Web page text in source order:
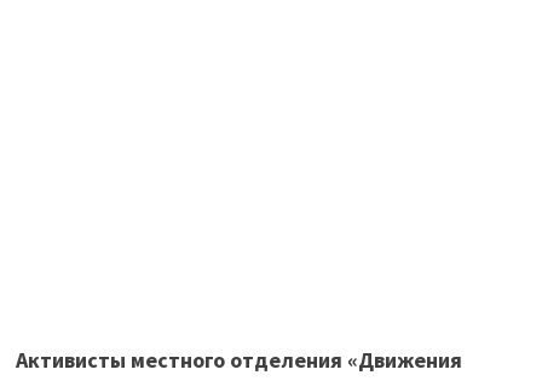
Активисты местного отделения «Движения